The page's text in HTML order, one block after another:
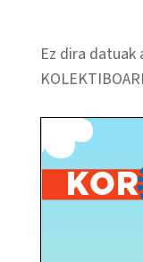
Ez dira datuak